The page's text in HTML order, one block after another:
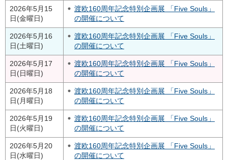
2026年5月15
日(金曜日)
渡欧160周年記念特別企画展 「Five Souls」
の開催について
2026年5月16
日(土曜日)
渡欧160周年記念特別企画展 「Five Souls」
の開催について
2026年5月17
日(日曜日)
渡欧160周年記念特別企画展 「Five Souls」
の開催について
2026年5月18
日(月曜日)
渡欧160周年記念特別企画展 「Five Souls」
の開催について
2026年5月19
日(火曜日)
渡欧160周年記念特別企画展 「Five Souls」
の開催について
2026年5月20
日(水曜日)
渡欧160周年記念特別企画展 「Five Souls」
の開催について